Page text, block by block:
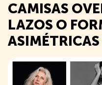
CAMISAS
LAZOS O
ASIMÉTRICAS